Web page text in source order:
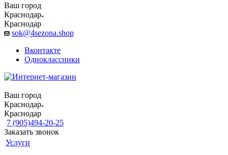
Ваш город
Краснодар
Краснодар
sok@4sezona.shop
Вконтакте
Одноклассники
Ваш город
Краснодар
Краснодар
7 (905)494-20-25
Заказать звонок
Услуги